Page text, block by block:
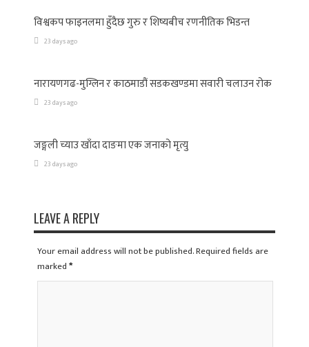
विश्वकप फाइनलमा हुँदैछ गुरु र शिष्यबीच रणनीतिक भिडन्त
23 days ago
नारायणगढ-मुग्लिन र काठमाडौं सडकखण्डमा सवारी चलाउन रोक
23 days ago
जङ्गली च्याउ खाँदा दाङमा एक जनाको मृत्यु
23 days ago
LEAVE A REPLY
Your email address will not be published. Required fields are
marked*